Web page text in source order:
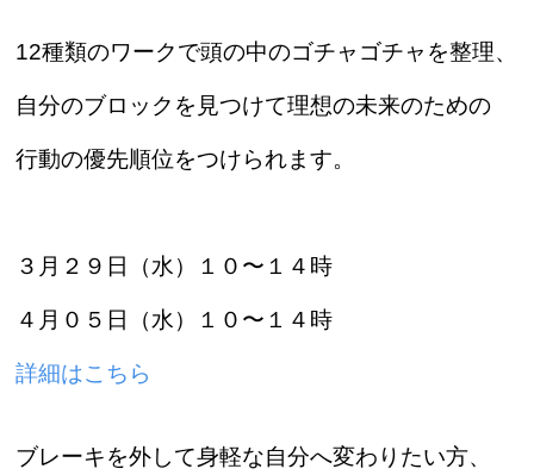
12種類のワークで頭の中のゴチャゴチャを整理、
自分のブロックを見つけて理想の未来のための
行動の優先順位をつけられます。
３月２９日（水）１０〜１４時
４月０５日（水）１０〜１４時
詳細はこちら
ブレーキを外して身軽な自分へ変わりたい方、